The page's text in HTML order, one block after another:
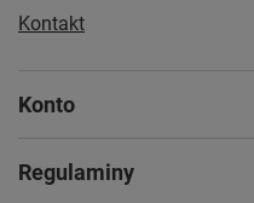
Kontakt
Konto
Regulaminy